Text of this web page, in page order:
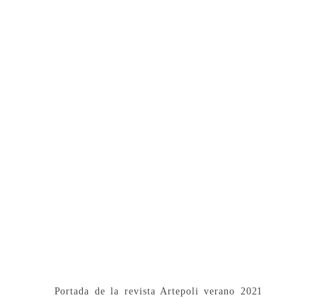
Portada de la revista Artepoli verano 2021